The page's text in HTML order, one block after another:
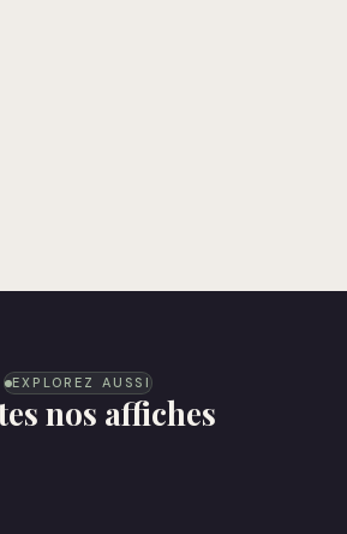
EXPLOREZ AUSSI
nos affiches